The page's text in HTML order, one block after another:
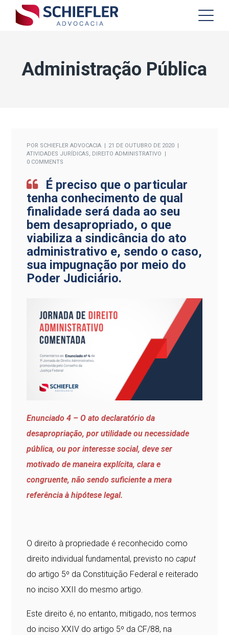
Administração Pública
POR SCHIEFLER ADVOCACIA
21 DE OUTUBRO DE 2020
ATIVIDADES JURÍDICAS, DIREITO ADMINISTRATIVO
0 COMMENTS
É preciso que o particular
tenha conhecimento de qual
finalidade será dada ao seu
bem desapropriado, o que
viabiliza a sindicância do ato
administrativo e, sendo o caso,
sua impugnação por meio do
Poder Judiciário.
Enunciado 4 – O ato declaratório da
desapropriação, por utilidade ou necessidade
pública, ou por interesse social, deve ser
motivado de maneira explícita, clara e
congruente, não sendo suficiente a mera
referência à hipótese legal.
O direito à propriedade é reconhecido como
direito individual fundamental, previsto nocaput
do artigo 5º da Constituição Federal e reiterado
no inciso XXII do mesmo artigo.
Este direito é, no entanto, mitigado, nos termos
do inciso XXIV do artigo 5º da CF/88, na